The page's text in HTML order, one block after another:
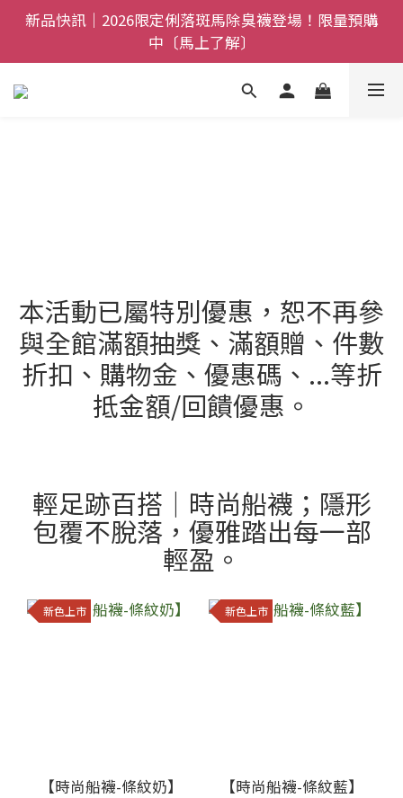
全館$800免運｜任搭８折起｜滿額再送新品-悠哉斑馬
襪〔立即了解〕
新品快訊｜2026限定俐落斑馬除臭襪登場！限量預購
中〔馬上了解〕
父親節禮盒登場｜把舒適送進爸爸的每一天，日夜呵護
一次備好〔馬上了解〕
本活動已屬特別優惠，恕不再參
與全館滿額抽獎、滿額贈、件數
折扣、購物金、優惠碼、...等折
抵金額/回饋優惠。
輕足跡百搭｜時尚船襪；隱形
包覆不脫落，優雅踏出每一部
輕盈。
新色上市
【時尚船襪-條紋奶】
新色上市
【時尚船襪-條紋藍】